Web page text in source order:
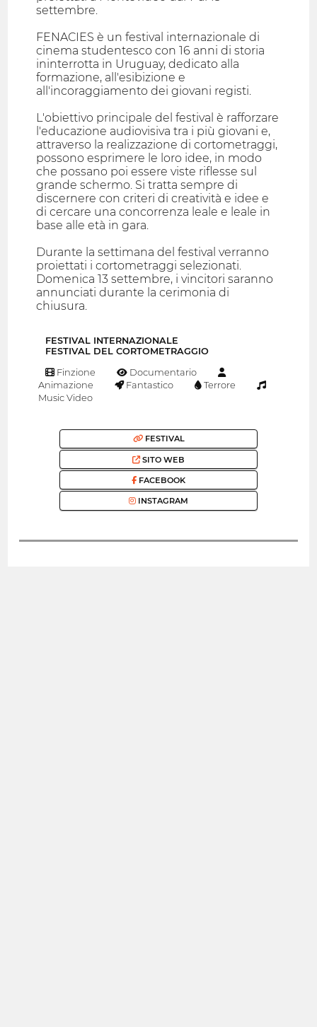
settembre.
FENACIES è un festival internazionale di
cinema studentesco con 16 anni di storia
ininterrotta in Uruguay, dedicato alla
formazione, all'esibizione e
all'incoraggiamento dei giovani registi.
L'obiettivo principale del festival è rafforzare
l'educazione audiovisiva tra i più giovani e,
attraverso la realizzazione di cortometraggi,
possono esprimere le loro idee, in modo
che possano poi essere viste riflesse sul
grande schermo. Si tratta sempre di
discernere con criteri di creatività e idee e
di cercare una concorrenza leale e leale in
base alle età in gara.
Durante la settimana del festival verranno
proiettati i cortometraggi selezionati.
Domenica 13 settembre, i vincitori saranno
annunciati durante la cerimonia di
chiusura.
FESTIVAL INTERNAZIONALE
FESTIVAL DEL CORTOMETRAGGIO
Finzione
Documentario
Animazione
Fantastico
Terrore
Music Video
FESTIVAL
SITO WEB
FACEBOOK
INSTAGRAM